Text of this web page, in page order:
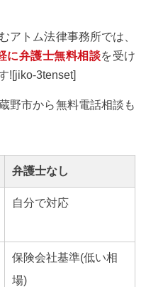
アトム法律事務所では、
に弁護士無料相談を受け
![jiko-3tenset]
野市から無料電話相談も
弁護士なし
自分で対応
保険会社基準(低い相
場)